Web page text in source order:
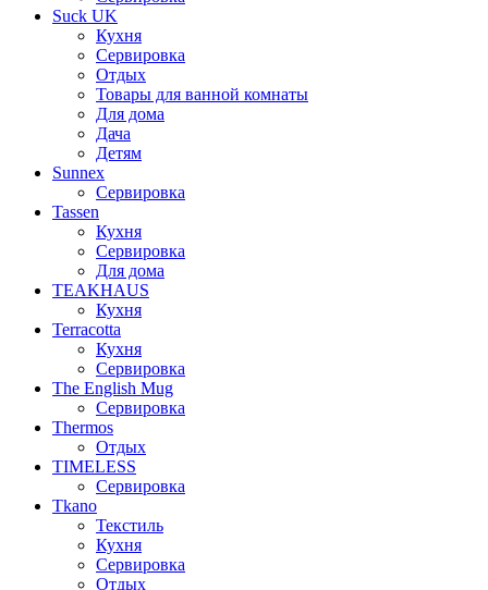
Suck UK
Кухня
Сервировка
Отдых
Товары для ванной комнаты
Для дома
Дача
Детям
Sunnex
Сервировка
Tassen
Кухня
Сервировка
Для дома
TEAKHAUS
Кухня
Terracotta
Кухня
Сервировка
The English Mug
Сервировка
Thermos
Отдых
TIMELESS
Сервировка
Tkano
Текстиль
Кухня
Сервировка
Отдых